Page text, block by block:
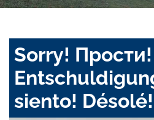
Sorry! Прости!
siento! Désolé!